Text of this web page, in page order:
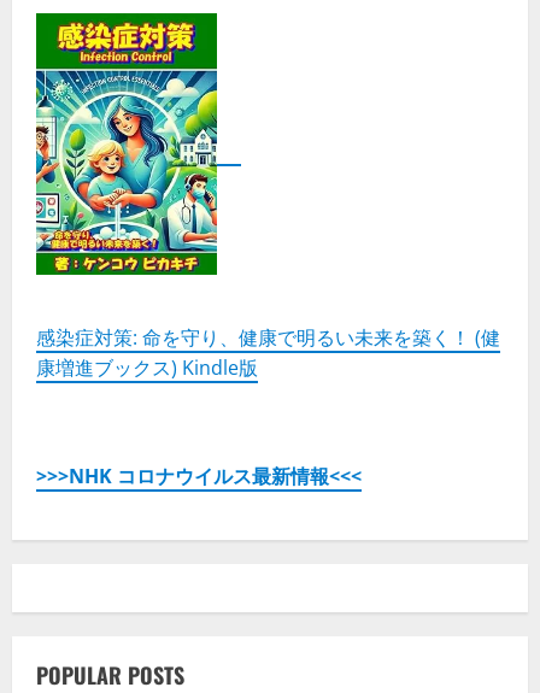
タ
ル
サ
ー
バ
ー
・
Ｇ
Ｍ
Ｏ
デ
ジ
ロ
ッ
ク
株
式
の
詳
細
を
さ
い
感染症対策: 命を守り、健康で明るい未来を築く！ (健
康増進ブックス) Kindle版
>>>NHK コロナウイルス最新情報<<<
POPULAR POSTS